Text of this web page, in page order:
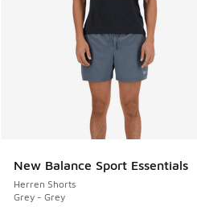
New Balance Sport Essentials
Herren Shorts
Grey - Grey